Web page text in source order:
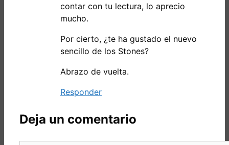
contar con tu lectura, lo aprecio
mucho.
Por cierto, ¿te ha gustado el nuevo
sencillo de los Stones?
Abrazo de vuelta.
Responder
Deja un comentario